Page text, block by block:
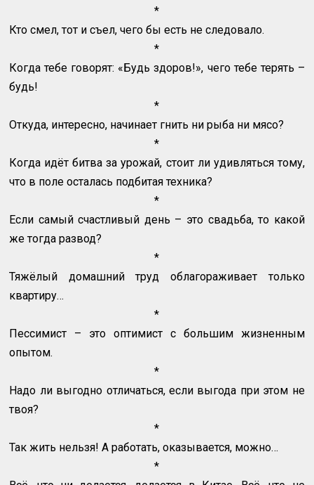
*
Кто смел, тот и съел, чего бы есть не следовало.
*
Когда тебе говорят: «Будь здоров!», чего тебе терять –
будь!
*
Откуда, интересно, начинает гнить ни рыба ни мясо?
*
Когда идёт битва за урожай, стоит ли удивляться тому,
что в поле осталась подбитая техника?
*
Если самый счастливый день – это свадьба, то какой
же тогда развод?
*
Тяжёлый домашний труд облагораживает только
квартиру…
*
Пессимист – это оптимист с большим жизненным
опытом.
*
Надо ли выгодно отличаться, если выгода при этом не
твоя?
*
Так жить нельзя! А работать, оказывается, можно…
*